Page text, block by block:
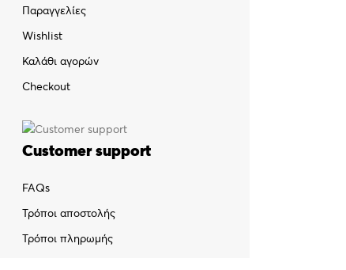
Παραγγελίες
Wishlist
Καλάθι αγορών
Checkout
Customer support
FAQs
Τρόποι αποστολής
Τρόποι πληρωμής